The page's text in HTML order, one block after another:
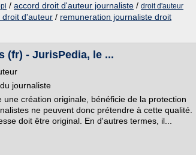
/ accord droit d'auteur journaliste / droit d'auteur
droit d'auteur / remuneration journaliste droit
(fr) - JurisPedia, le ...
journaliste
création originale, bénéficie de la protection
ne peuvent donc prétendre à cette qualité.
doit être original. En d'autres termes, il...